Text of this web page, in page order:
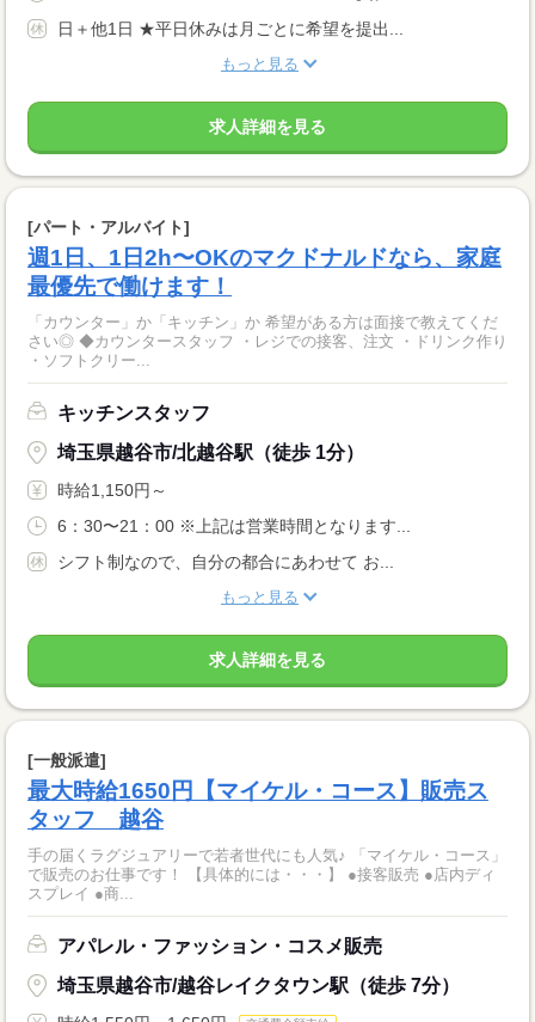
日＋他1日 ★平日休みは月ごとに希望を提出...
もっと見る
求人詳細を見る
[パート・アルバイト]
週1日、1日2h〜OKのマクドナルドなら、家庭
最優先で働けます！
「カウンター」か「キッチン」か 希望がある方は面接で教えてくだ
さい◎ ◆カウンタースタッフ ・レジでの接客、注文 ・ドリンク作り
・ソフトクリー...
キッチンスタッフ
埼玉県越谷市/北越谷駅（徒歩 1分）
時給1,150円～
6：30〜21：00 ※上記は営業時間となります...
シフト制なので、自分の都合にあわせて お...
もっと見る
求人詳細を見る
[一般派遣]
最大時給1650円【マイケル・コース】販売ス
タッフ 越谷
手の届くラグジュアリーで若者世代にも人気♪ 「マイケル・コース」
で販売のお仕事です！ 【具体的には・・・】 ●接客販売 ●店内ディ
スプレイ ●商...
アパレル・ファッション・コスメ販売
埼玉県越谷市/越谷レイクタウン駅（徒歩 7分）